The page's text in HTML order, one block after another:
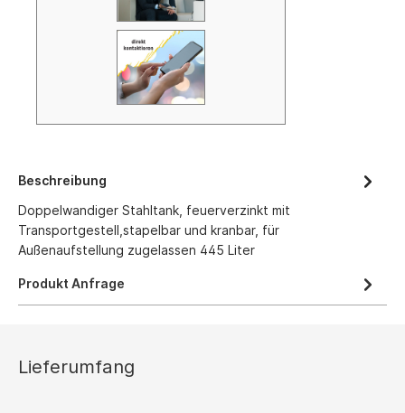
Beschreibung
Doppelwandiger Stahltank, feuerverzinkt mit
Transportgestell,stapelbar und kranbar, für
Außenaufstellung zugelassen 445 Liter
Produkt Anfrage
Lieferumfang